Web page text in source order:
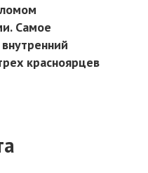
Самое
красноярцев